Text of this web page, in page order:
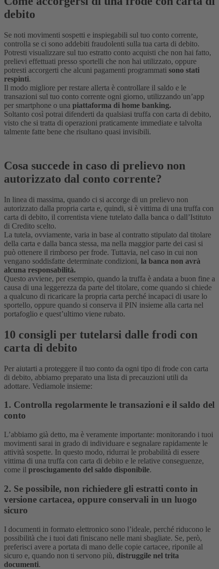
debito
Se noti movimenti sospetti e inspiegabili sul tuo conto corrente,
controlla se ci sono addebiti fraudolenti sulla tua carta di debito.
Potresti visualizzare sul tuo estratto conto acquisti che non hai fatto,
prelievi effettuati presso sportelli che non hai utilizzato, oppure
potresti accorgerti che alcuni pagamenti programmati sono stati
respinti.
Il modo migliore per restare allerta è controllare il saldo e le
transazioni sul tuo conto corrente ogni giorno, utilizzando un’app
per smartphone o una piattaforma di home banking.
Soltanto così potrai difenderti da qualsiasi truffa con carta di debito,
visto che si tratta di operazioni praticamente immediate e talvolta
talmente fatte bene che risultano quasi invisibili.
Cosa succede in caso di prelievo non
autorizzato dal conto corrente?
In linea di massima, quando ci si accorge di un prelievo non
autorizzato dalla propria carta e, quindi, si è vittima di una truffa con
carta di debito, il correntista viene tutelato dalla banca o dall’Istituto
di Credito scelto.
La tutela, ovviamente, varia in base al contratto stipulato dal titolare
della carta e dalla banca stessa, ma nella maggior parte dei casi si
può ottenere il rimborso per frode. Tuttavia, nel caso in cui non
vengano soddisfatte determinate condizioni, la banca non avrà
alcuna responsabilità.
Questo avviene, per esempio, quando la truffa è andata a buon fine a
causa di una leggerezza da parte del titolare, come quando si chiede
a qualcuno di ricaricare la propria carta perché incapaci di usare lo
sportello, oppure quando si conserva il PIN insieme alla carta nel
portafoglio e quest’ultimo viene rubato.
10 consigli per tutelarsi dalle frodi con
carta di debito
Per aiutarti a proteggere il tuo conto da ogni tipo di frode con carta
di debito, abbiamo preparato una lista di precauzioni utili da
adottare. Vediamole insieme:
1. Controlla regolarmente le transazioni e il saldo del
conto
L’abbiamo già detto, ma è veramente importante: monitorando i tuoi
movimenti sarai in grado di individuare e segnalare rapidamente le
attività sospette. In questo modo, ridurrai le probabilità di essere
vittima di una truffa con carta di debito e le relative conseguenze,
come il prosciugamento del saldo disponibile.
2. Se possibile, non richiedere gli estratti conto in
versione cartacea, oppure conservali in un luogo
sicuro
I documenti in formato elettronico sono l’ideale, perché riducono le
possibilità che i tuoi dati finiscano nelle mani sbagliate. Se, però,
preferisci avere a portata di mano delle copie cartacee, riponile al
sicuro e, quando non ti servono più, distruggile nel trita
documenti.